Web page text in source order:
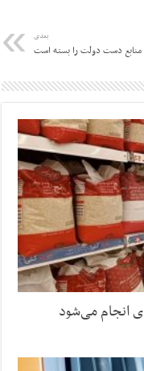
بعدی
دست دولت را بسته است
انجام می‌شود